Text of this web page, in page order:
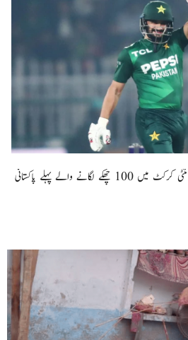
صاحبزادہ فرحان ایک سال میں ٹی ٹوئنٹی کرکٹ میں 100 چھکے لگانے والے پہلے پاکستانی